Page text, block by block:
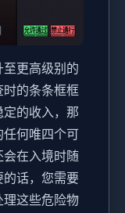
更高级别的
的条条框框
的收入，那
何唯四个可
在入境时随
话，您需要
这些危险物